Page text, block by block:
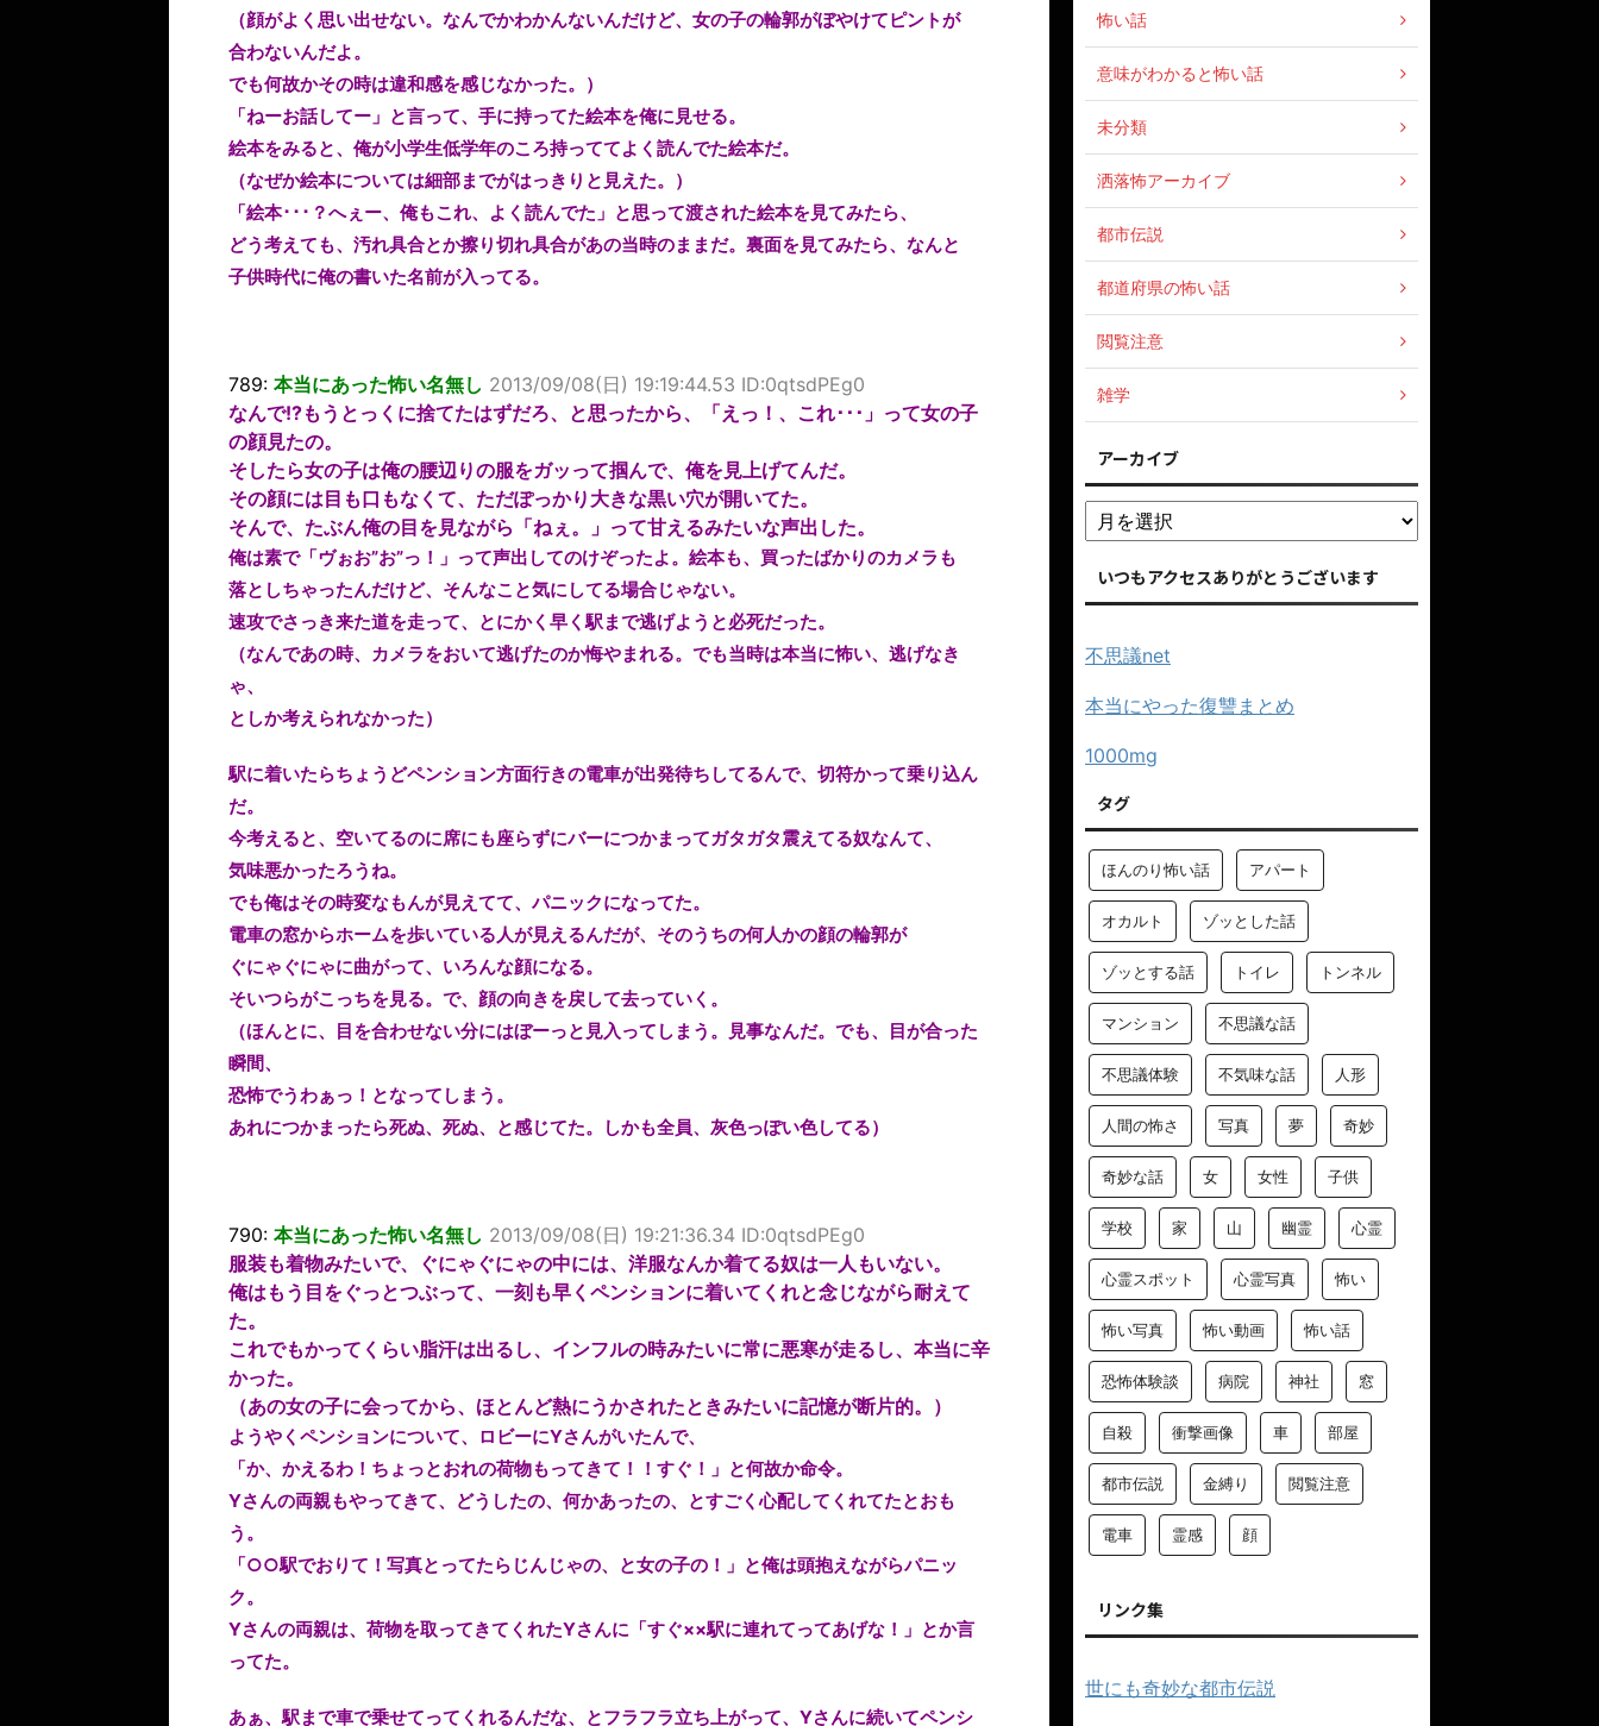
（顔がよく思い出せない。なんでかわかんないんだけど、女の子の輪郭がぼやけてピントが
合わないんだよ。
でも何故かその時は違和感を感じなかった。）
「ねーお話してー」と言って、手に持ってた絵本を俺に見せる。
絵本をみると、俺が小学生低学年のころ持っててよく読んでた絵本だ。
（なぜか絵本については細部までがはっきりと見えた。）
「絵本･･･？へぇー、俺もこれ、よく読んでた」と思って渡された絵本を見てみたら、
どう考えても、汚れ具合とか擦り切れ具合があの当時のままだ。裏面を見てみたら、なんと
子供時代に俺の書いた名前が入ってる。
789: 本当にあった怖い名無し 2013/09/08(日) 19:19:44.53 ID:0qtsdPEg0
なんで!?もうとっくに捨てたはずだろ、と思ったから、「えっ！、これ･･･」って女の子
の顔見たの。
そしたら女の子は俺の腰辺りの服をガッって掴んで、俺を見上げてんだ。
その顔には目も口もなくて、ただぽっかり大きな黒い穴が開いてた。
そんで、たぶん俺の目を見ながら「ねぇ。」って甘えるみたいな声出した。
俺は素で「ヴぉお”お”っ！」って声出してのけぞったよ。絵本も、買ったばかりのカメラも
落としちゃったんだけど、そんなこと気にしてる場合じゃない。
速攻でさっき来た道を走って、とにかく早く駅まで逃げようと必死だった。
（なんであの時、カメラをおいて逃げたのか悔やまれる。でも当時は本当に怖い、逃げなき
ゃ、
としか考えられなかった）
駅に着いたらちょうどペンション方面行きの電車が出発待ちしてるんで、切符かって乗り込ん
だ。
今考えると、空いてるのに席にも座らずにバーにつかまってガタガタ震えてる奴なんて、
気味悪かったろうね。
でも俺はその時変なもんが見えてて、パニックになってた。
電車の窓からホームを歩いている人が見えるんだが、そのうちの何人かの顔の輪郭が
ぐにゃぐにゃに曲がって、いろんな顔になる。
そいつらがこっちを見る。で、顔の向きを戻して去っていく。
（ほんとに、目を合わせない分にはぼーっと見入ってしまう。見事なんだ。でも、目が合った
瞬間、
恐怖でうわぁっ！となってしまう。
あれにつかまったら死ぬ、死ぬ、と感じてた。しかも全員、灰色っぽい色してる）
790: 本当にあった怖い名無し 2013/09/08(日) 19:21:36.34 ID:0qtsdPEg0
服装も着物みたいで、ぐにゃぐにゃの中には、洋服なんか着てる奴は一人もいない。
俺はもう目をぐっとつぶって、一刻も早くペンションに着いてくれと念じながら耐えて
た。
これでもかってくらい脂汗は出るし、インフルの時みたいに常に悪寒が走るし、本当に辛
かった。
（あの女の子に会ってから、ほとんど熱にうかされたときみたいに記憶が断片的。）
ようやくペンションについて、ロビーにYさんがいたんで、
「か、かえるわ！ちょっとおれの荷物もってきて！！すぐ！」と何故か命令。
Yさんの両親もやってきて、どうしたの、何かあったの、とすごく心配してくれてたとおも
う。
「○○駅でおりて！写真とってたらじんじゃの、と女の子の！」と俺は頭抱えながらパニッ
ク。
Yさんの両親は、荷物を取ってきてくれたYさんに「すぐ××駅に連れてってあげな！」とか言
ってた。
あぁ、駅まで車で乗せてってくれるんだな、とフラフラ立ち上がって、Yさんに続いてペンシ
怖い話
意味がわかると怖い話
未分類
洒落怖アーカイブ
都市伝説
都道府県の怖い話
閲覧注意
雑学
アーカイブ
いつもアクセスありがとうございます
不思議net
本当にやった復讐まとめ
1000mg
タグ
ほんのり怖い話 アパート
オカルト ゾッとした話
ゾッとする話 トイレ トンネル
マンション 不思議な話
不思議体験 不気味な話 人形
人間の怖さ 写真 夢 奇妙
奇妙な話 女 女性 子供
学校 家 山 幽霊 心霊
心霊スポット 心霊写真 怖い
怖い写真 怖い動画 怖い話
恐怖体験談 病院 神社 窓
自殺 衝撃画像 車 部屋
都市伝説 金縛り 閲覧注意
電車 霊感 顔
リンク集
世にも奇妙な都市伝説